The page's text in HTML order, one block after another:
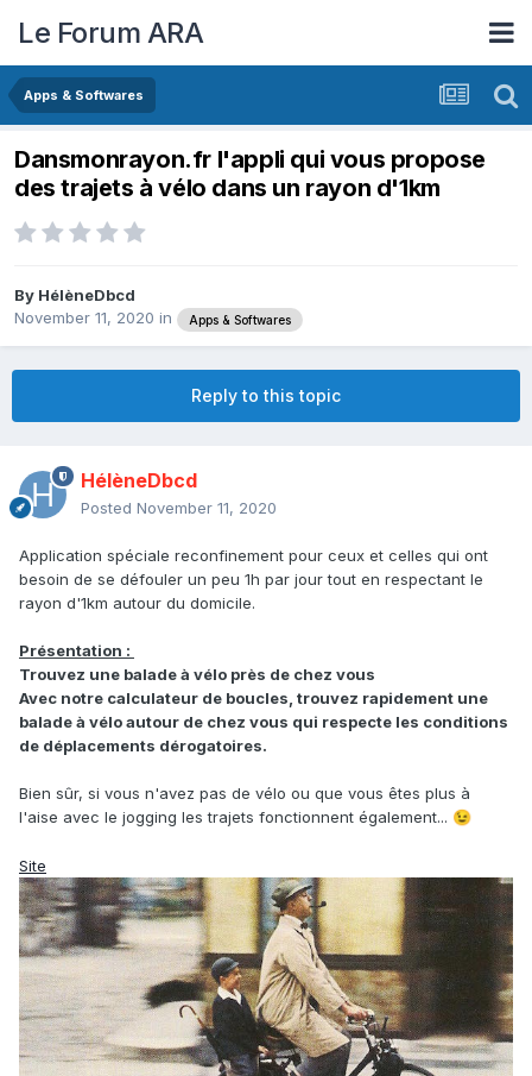
Le Forum ARA
Apps & Softwares
Dansmonrayon.fr l'appli qui vous propose
des trajets à vélo dans un rayon d'1km
By HélèneDbcd
November 11, 2020 in Apps & Softwares
Reply to this topic
HélèneDbcd
Posted November 11, 2020
Application spéciale reconfinement pour ceux et celles qui ont
besoin de se défouler un peu 1h par jour tout en respectant le
rayon d'1km autour du domicile.
Présentation :
Trouvez une balade à vélo près de chez vous
Avec notre calculateur de boucles, trouvez rapidement une
balade à vélo autour de chez vous qui respecte les conditions
de déplacements dérogatoires.
Bien sûr, si vous n'avez pas de vélo ou que vous êtes plus à
l'aise avec le jogging les trajets fonctionnent également... 😉
Site